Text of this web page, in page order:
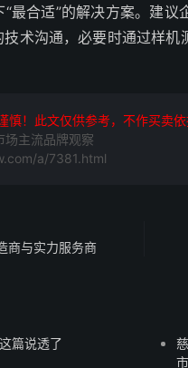
最合适”的解决方案。建
术沟通，必要时通过样
！此文仅供参考，不作买卖依
场主流品牌观察
a/7381.html
商与实力服务商
篇说透了